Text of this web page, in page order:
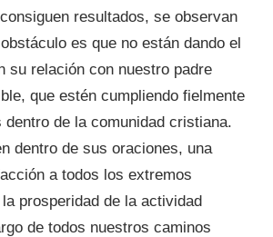
resultados, se observan
es que no están dando el
su relación con nuestro padre
que estén cumpliendo fielmente
de la comunidad cristiana.
dentro de sus oraciones, una
a todos los extremos
prosperidad de la actividad
de todos nuestros caminos